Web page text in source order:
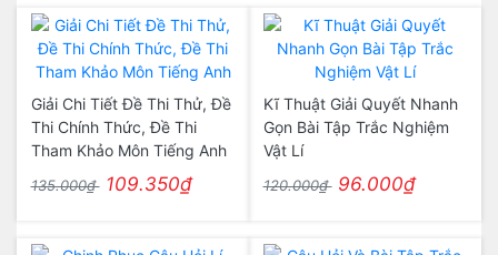
Giải Chi Tiết Đề Thi Thử, Đề
Thi Chính Thức, Đề Thi
Tham Khảo Môn Tiếng Anh
135.000₫ 109.350₫
Kĩ Thuật Giải Quyết Nhanh
Gọn Bài Tập Trắc Nghiệm
Vật Lí
120.000₫ 96.000₫